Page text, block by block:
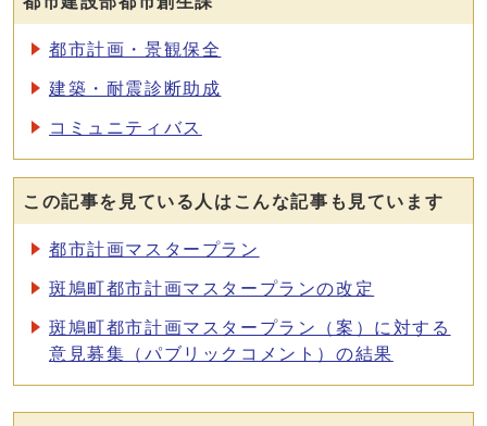
都市計画・景観保全
建築・耐震診断助成
コミュニティバス
この記事を見ている人はこんな記事も見ています
都市計画マスタープラン
斑鳩町都市計画マスタープランの改定
斑鳩町都市計画マスタープラン（案）に対する
意見募集（パブリックコメント）の結果